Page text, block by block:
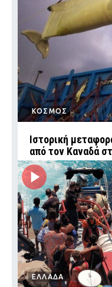
ΚΟΣΜΟΣ
Ιστορική
από τον Καναδά
ΕΛΛΑΔΑ